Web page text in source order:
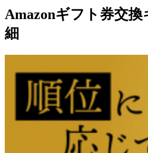
Amazonギフト券交
細